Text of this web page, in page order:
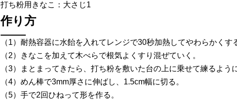
打ち粉用きなこ：大さじ1
作り方
（1）耐熱容器に水飴を入れてレンジで30秒加熱してやわらかくす
（2）きなこを加えて木べらで根気よくすり混ぜていく。
（3）まとまってきたら、打ち粉を敷いた台の上に乗せて練るよう
（4）めん棒で3mm厚さに伸ばし、1.5cm幅に切る。
（5）手で2回ひねって形を作る。